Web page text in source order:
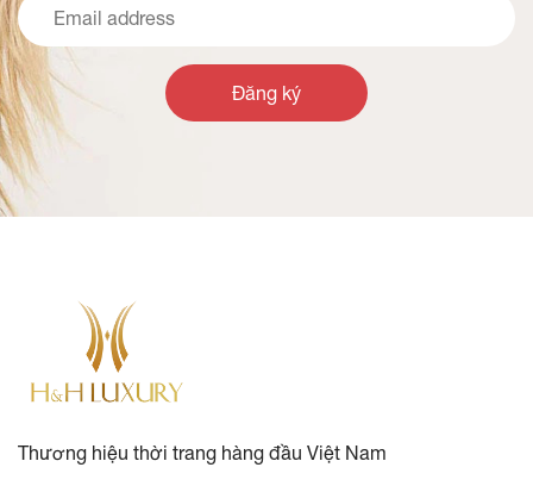
Đăng ký
Thương hiệu thời trang hàng đầu Việt Nam